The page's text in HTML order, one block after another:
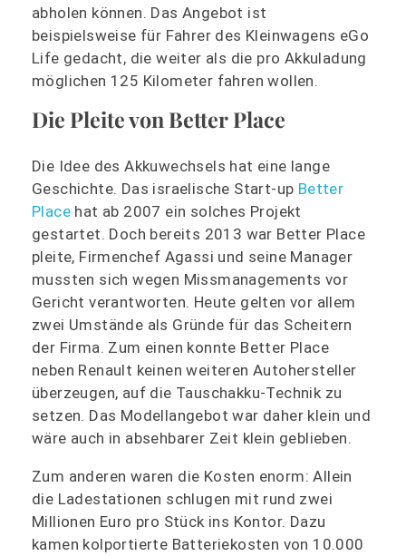
abholen können. Das Angebot ist
beispielsweise für Fahrer des Kleinwagens eGo
Life gedacht, die weiter als die pro Akkuladung
möglichen 125 Kilometer fahren wollen.
Die Pleite von Better Place
Die Idee des Akkuwechsels hat eine lange
Geschichte. Das israelische Start-up Better
Place hat ab 2007 ein solches Projekt
gestartet. Doch bereits 2013 war Better Place
pleite, Firmenchef Agassi und seine Manager
mussten sich wegen Missmanagements vor
Gericht verantworten. Heute gelten vor allem
zwei Umstände als Gründe für das Scheitern
der Firma. Zum einen konnte Better Place
neben Renault keinen weiteren Autohersteller
überzeugen, auf die Tauschakku-Technik zu
setzen. Das Modellangebot war daher klein und
wäre auch in absehbarer Zeit klein geblieben.
Zum anderen waren die Kosten enorm: Allein
die Ladestationen schlugen mit rund zwei
Millionen Euro pro Stück ins Kontor. Dazu
kamen kolportierte Batteriekosten von 10.000